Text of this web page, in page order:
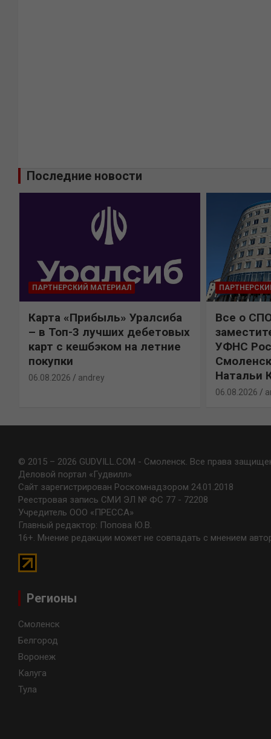
Последние новости
ПАРТНЕРСКИЙ МАТЕРИАЛ
Карта «Прибыль» Уралсиба
– в Топ-3 лучших дебетовых
карт с кешбэком на летние
покупки
06.08.2026 andrey
Все о
УФНС
Натальи
06.08.2026
© 2015 – 2026 GUDVILL.COM - Смоленск. Все права
Деловой портал «Гудвилл»
Сайт зарегистрирован Роскомнадзором 24.01.2018
Реестровая запись СМИ ЭЛ № ФС 77 - 72208
Учредитель ООО «ПРЕССА»
Главный редактор: Попова Ю.В.
16+. Мнение редакции может не совпадать с мнением
Регионы
Смоленск
Белгород
Воронеж
Калуга
Тула